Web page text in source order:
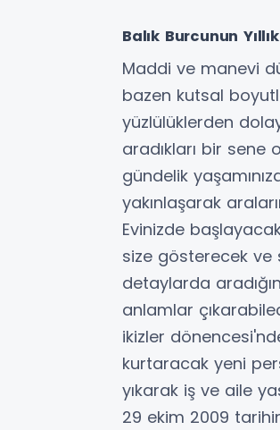
Balık Burcunun
Maddi ve manevi
bazen kutsal
yüzlülüklerden
aradıkları bir sene
gündelik
yakınlaşarak
Evinizde
size gösterecek
detaylarda
anlamlar
ikizler
kurtaracak yeni
yıkarak iş ve aile
29 ekim 2009